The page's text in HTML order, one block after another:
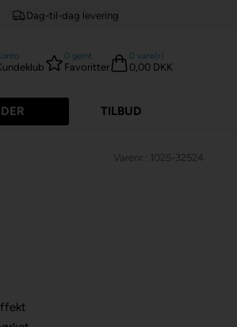
Dag-til-dag levering
0 gemt
Favoritter
0 vare(r)
0,00 DKK
TILBUD
Varenr.: 1025-32524